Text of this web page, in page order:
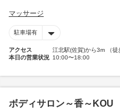
マッサージ
駐車場有
アクセス
江北駅(佐賀)から3m （徒
本日の営業状況 10:00〜18:00
ボディサロン～香～KOU